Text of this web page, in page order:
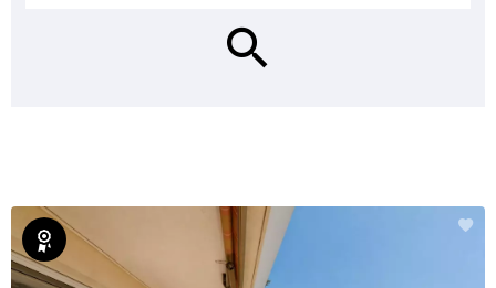
Exclusivité